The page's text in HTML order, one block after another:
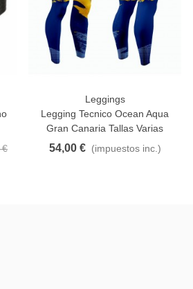
€
FavoritoLeggings
Legging Tecnico Ocean Aqua
Gran Canaria Tallas Varias
54,00 € (impuestos inc.)